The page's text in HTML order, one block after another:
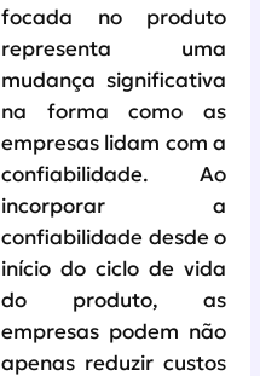
focada no produto
representa uma
mudança significativa
na forma como as
empresas lidam com a
confiabilidade. Ao
incorporar a
confiabilidade desde o
início do ciclo de vida
do produto, as
empresas podem não
apenas reduzir custos